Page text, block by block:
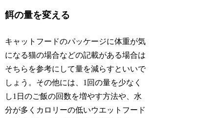
餌の量を変える
キャットフードのパッケージに体重が気
になる猫の場合などの記載がある場合は
そちらを参考にして量を減らすといいで
しょう。その他には、1回の量を少なく
し1日のご飯の回数を増やす方法や、水
分が多くカロリーの低いウエットフード